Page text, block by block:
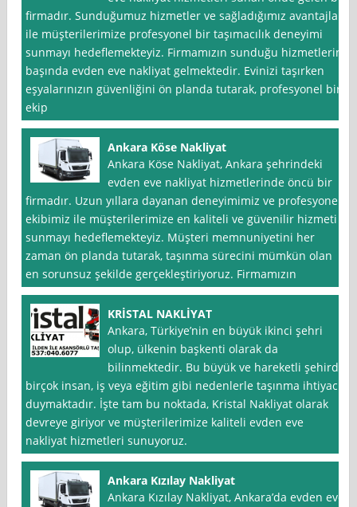
firmadır. Sunduğumuz hizmetler ve sağladığımız avantajlar
ile müşterilerimize profesyonel bir taşımacılık deneyimi
sunmayı hedeflemekteyiz. Firmamızın sunduğu hizmetlerin
başında evden eve nakliyat gelmektedir. Evinizi taşırken
eşyalarınızın güvenliğini ön planda tutarak, profesyonel bir
ekip
Ankara Köse Nakliyat
Ankara Köse Nakliyat, Ankara şehrindeki
evden eve nakliyat hizmetlerinde öncü bir
firmadır. Uzun yıllara dayanan deneyimimiz ve profesyonel
ekibimiz ile müşterilerimize en kaliteli ve güvenilir hizmeti
sunmayı hedeflemekteyiz. Müşteri memnuniyetini her
zaman ön planda tutarak, taşınma sürecini mümkün olan
en sorunsuz şekilde gerçekleştiriyoruz. Firmamızın
KRİSTAL NAKLİYAT
Ankara, Türkiye’nin en büyük ikinci şehri
olup, ülkenin başkenti olarak da
bilinmektedir. Bu büyük ve hareketli şehirde
birçok insan, iş veya eğitim gibi nedenlerle taşınma ihtiyacı
duymaktadır. İşte tam bu noktada, Kristal Nakliyat olarak
devreye giriyor ve müşterilerimize kaliteli evden eve
nakliyat hizmetleri sunuyoruz.
Ankara Kızılay Nakliyat
Ankara Kızılay Nakliyat, Ankara’da evden eve